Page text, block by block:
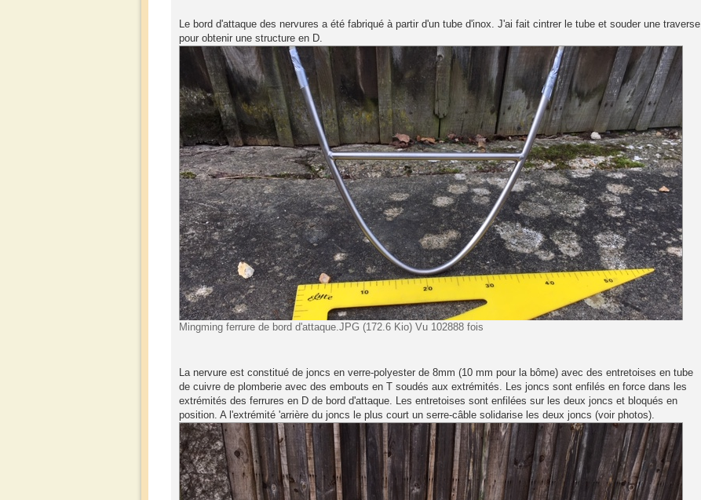
Le bord d'attaque des nervures a été fabriqué à partir d'un tube d'inox. J'ai fait cintrer le tube et souder une traverse
pour obtenir une structure en D.
Mingming ferrure de bord d'attaque.JPG (172.6 Kio) Vu 102888 fois
La nervure est constitué de joncs en verre-polyester de 8mm (10 mm pour la bôme) avec des entretoises en tube
de cuivre de plomberie avec des embouts en T soudés aux extrémités. Les joncs sont enfilés en force dans les
extrémités des ferrures en D de bord d'attaque. Les entretoises sont enfilées sur les deux joncs et bloqués en
position. A l'extrémité 'arrière du joncs le plus court un serre-câble solidarise les deux joncs (voir photos).